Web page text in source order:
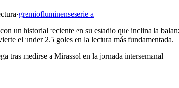
·gremiofluminenseserie a
un historial reciente en su estadio que inclina la
el under 2.5 goles en la lectura más fundamentada.
tras medirse a Mirassol en la jornada intersemanal